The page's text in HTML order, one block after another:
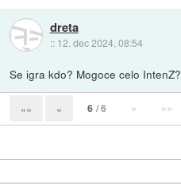
dreta
:: 12. dec 2024, 08:54
Se igra kdo? Mogoce celo IntenZ?
«« « 6 / 6 » »»